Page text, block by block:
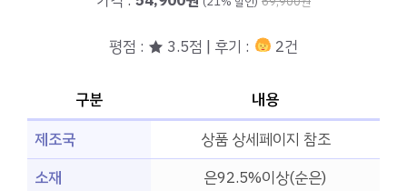
평점 : ★ 3.5점 | 후기 : 2건
구분
내용
제조국
상품 상세페이지 참조
소재
은92.5%이상(순은)